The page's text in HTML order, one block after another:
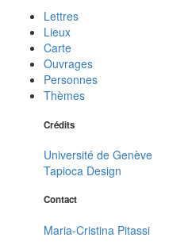
Lettres
Lieux
Carte
Ouvrages
Personnes
Thèmes
Crédits
Université de Genève
Tapioca Design
Contact
Maria-Cristina Pitassi